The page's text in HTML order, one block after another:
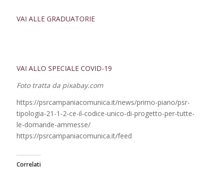
VAI ALLE GRADUATORIE
VAI ALLO SPECIALE COVID-19
Foto tratta da pixabay.com
https://psrcampaniacomunica.it/news/primo-piano/psr-
tipologia-21-1-2-ce-il-codice-unico-di-progetto-per-tutte-
le-domande-ammesse/
https://psrcampaniacomunica.it/feed
Correlati